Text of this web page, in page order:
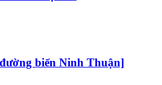
biển Ninh Thuận]